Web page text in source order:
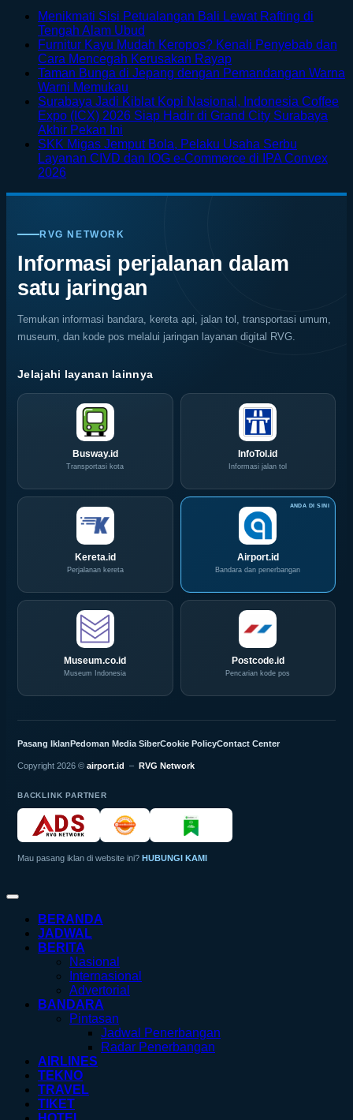
Menikmati Sisi Petualangan Bali Lewat Rafting di
Tengah Alam Ubud
Comments
on
Menikmati
Petualangan
Bali
Rafting
di
Ubud
Furnitur Kayu Mudah Keropos? Kenali Penyebab dan
Cara Mencegah Kerusakan RayapNo
Comments
Furnitur
Kayu
Keropos?
Kenali
Cara
Taman Bunga di Jepang dengan Pemandangan Warna
Warni Memukau
Comments
on
Bunga
di
Pemandangan
Surabaya Jadi Kiblat Kopi Nasional, Indonesia Coffee
Expo (ICX) 2026 Siap Hadir di Grand City Surabaya
Akhir Pekan Ini
Comments
on
Kiblat
Nasional,
Indonesia
Coffee
Expo
(ICX)
2026
Siap
Hadir
di
City
Surabaya
Akhir
SKK Migas Jemput Bola, Pelaku Usaha Serbu
Layanan CIVD dan IOG e-Commerce di IPA Convex
2026No
on
Migas
Jemput
Bola,
Pelaku
Usaha
Serbu
Layanan
CIVD
dan
e-
Commerce
di
IPA
Convex
2026
RVG NETWORK
Informasi perjalanan dalam
satu jaringan
Temukan informasi bandara, kereta api, jalan tol, transportasi umum,
museum, dan kode pos melalui jaringan layanan digital RVG.
Jelajahi layanan lainnya
Busway.id
Transportasi kota
InfoTol.id
Informasi jalan tol
Kereta.id
Perjalanan kereta
Airport.id
Bandara dan penerbangan
Museum.co.id
Museum Indonesia
Postcode.id
Pencarian kode pos
Pasang IklanPedoman Media SiberCookie PolicyContact Center
Copyright 2026 © airport.id – RVG Network
BACKLINK PARTNER
Mau pasang iklan di website ini? HUBUNGI KAMI
BERANDA
JADWAL
BERITA
Nasional
Internasional
Advertorial
BANDARA
Pintasan
Jadwal Penerbangan
Radar Penerbangan
AIRLINES
TEKNO
TRAVEL
TIKET